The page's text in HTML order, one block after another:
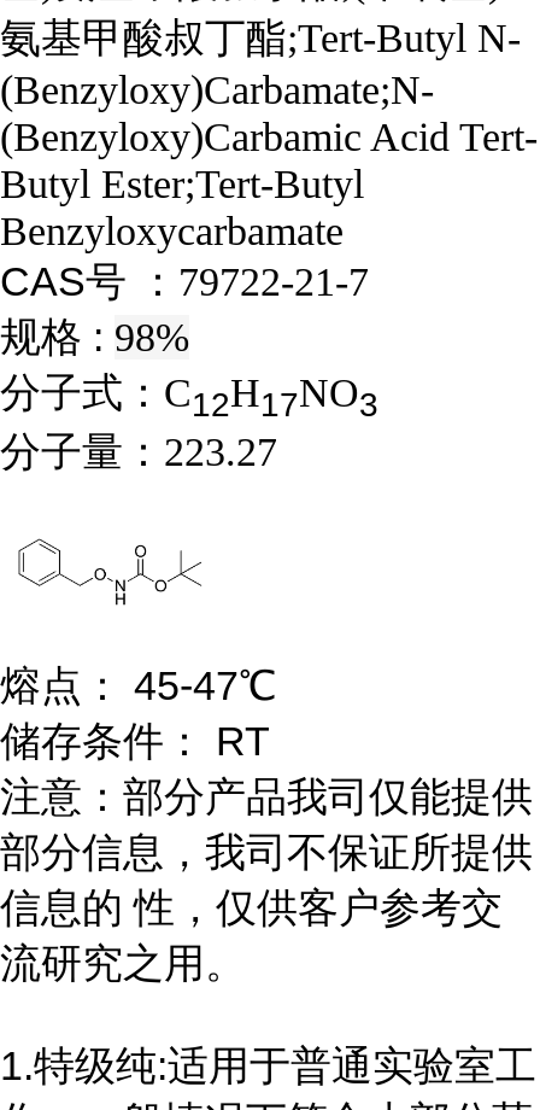
氨基甲酸叔丁酯;Tert-Butyl N-
(Benzyloxy)Carbamate;N-
(Benzyloxy)Carbamic Acid Tert-
Butyl Ester;Tert-Butyl
Benzyloxycarbamate
CAS号 ： 79722-21-7
规格 : 98%
分子式： C12H17NO3
分子量： 223.27
熔点： 45-47℃
储存条件： RT
注意：部分产品我司仅能提供
部分信息，我司不保证所提供
信息的 性，仅供客户参考交
流研究之用。
1.特级纯:适用于普通实验室工